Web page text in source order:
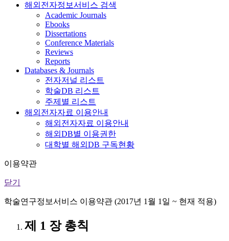
해외전자정보서비스 검색
Academic Journals
Ebooks
Dissertations
Conference Materials
Reviews
Reports
Databases & Journals
전자저널 리스트
학술DB 리스트
주제별 리스트
해외전자자료 이용안내
해외전자자료 이용안내
해외DB별 이용권한
대학별 해외DB 구독현황
이용약관
닫기
학술연구정보서비스 이용약관 (2017년 1월 1일 ~ 현재 적용)
제 1 장 총칙